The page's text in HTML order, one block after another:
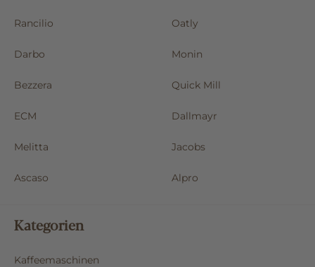
Rancilio Oatly
Darbo Monin
Bezzera Quick Mill
ECM Dallmayr
Melitta Jacobs
Ascaso Alpro
Kategorien
Kaffeemaschinen